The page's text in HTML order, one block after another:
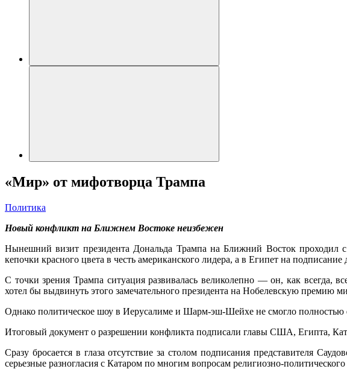
«Мир» от мифотворца Трампа
Политика
Новый конфликт на Ближнем Востоке неизбежен
Нынешний визит президента Дональда Трампа на Ближний Восток проходил
кепочки красного цвета в честь американского лидера, а в Египет на
С точки зрения Трампа ситуация развивалась великолепно — он, как всегда,
хотел бы выдвинуть этого замечательного президента на Нобелевскую премию
Однако политическое шоу в Иерусалиме и Шарм-эш-Шейхе не смогло
Итоговый документ о разрешении конфликта подписали главы США, Египта,
Сразу бросается в глаза отсутствие за столом подписания представителя
серьезные разногласия с Катаром по многим вопросам религиозно-